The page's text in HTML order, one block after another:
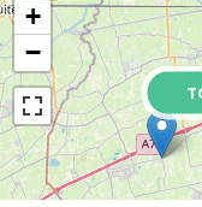
+
−